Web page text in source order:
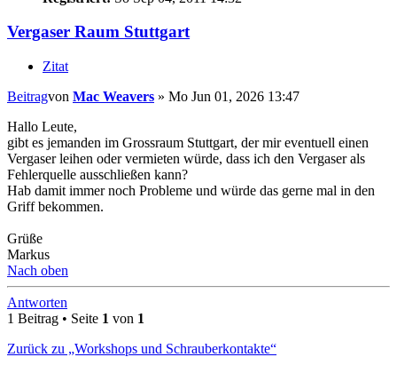
Vergaser Raum Stuttgart
Zitat
Beitragvon Mac Weavers » Mo Jun 01, 2026 13:47
Hallo Leute,
gibt es jemanden im Grossraum Stuttgart, der mir eventuell einen
Vergaser leihen oder vermieten würde, dass ich den Vergaser als
Fehlerquelle ausschließen kann?
Hab damit immer noch Probleme und würde das gerne mal in den
Griff bekommen.
Grüße
Markus
Nach oben
Antworten
1 Beitrag • Seite 1 von 1
Zurück zu „Workshops und Schrauberkontakte“